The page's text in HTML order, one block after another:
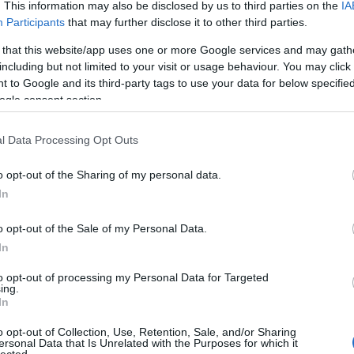
This information may also be disclosed by us to third parties on the
Participants that may further disclose it to other third parties.
that this website/app uses one or more Google services and may
but not limited to your visit or usage behaviour. You may
to Google and its third-party tags to use your data for below
consent section.
Data Processing Opt Outs
opt-out of the Sharing of my personal data.
opt-out of the Sale of my Personal Data.
opt-out of processing my Personal Data for Targeted
opt-out of Collection, Use, Retention, Sale, and/or Sharing
Data that Is Unrelated with the Purposes for which it
Gellért
Royal
Jászai
Kálvin
Kolbász